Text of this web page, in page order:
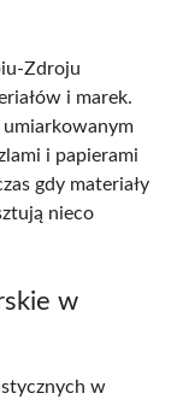
Zdroju
i marek.
umiarkowanym
i papierami
gdy materiały
nieco
w
w